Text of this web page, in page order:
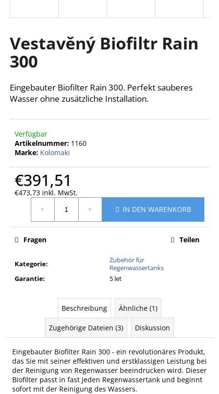
Vestavěný Biofiltr Rain
300
Eingebauter Biofilter Rain 300. Perfekt sauberes
Wasser ohne zusätzliche Installation.
Verfügbar
Artikelnummer: 1160
Marke: Kolomaki
€391,51
€473,73 inkl. MwSt.
IN DEN WARENKORB
Kategorie:
Zubehör für
Regenwassertanks
Garantie: 5 let
Fragen Teilen
Beschreibung Ähnliche (1)
Zugehörige Dateien (3) Diskussion
Eingebauter Biofilter Rain 300 - ein revolutionäres Produkt,
das Sie mit seiner effektiven und erstklassigen Leistung bei
der Reinigung von Regenwasser beeindrucken wird. Dieser
Biofilter passt in fast jeden Regenwassertank und beginnt
sofort mit der Reinigung des Wassers.
SUCHEN
i
r
m
p
e
h
n